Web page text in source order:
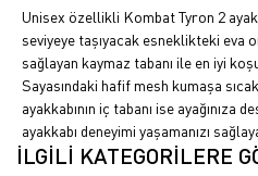
Unisex özellikli Kombat Tyron 2
seviyeye taşıyacak esneklikteki eva
sağlayan kaymaz tabanı ile en iyi
Sayasındaki hafif mesh kumaşa
ayakkabının iç tabanı ise
ayakkabı deneyimi yaşamanızı
İLGİLİ KATEGORİLERE